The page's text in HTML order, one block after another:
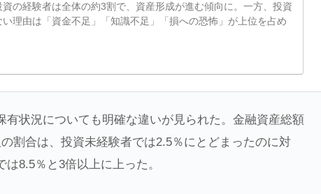
資の経験者は全体の約3割で、資産形成が進む傾向に。一方、投資
い理由は「資金不足」「知識不足」「損への恐怖」が上位を占め
有状況についても明確な違いが見られた。金融資産総額
割合は、投資未経験者では2.5％にとどまったのに対
8.5％と3倍以上に上った。